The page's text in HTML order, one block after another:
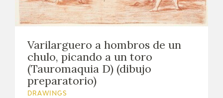
Varilarguero a hombros de un
chulo, picando a un toro
(Tauromaquia D) (dibujo
preparatorio)
DRAWINGS